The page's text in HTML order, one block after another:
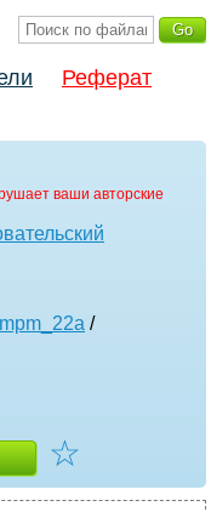
Реферат
ваши авторские
mpm_22a /
☆